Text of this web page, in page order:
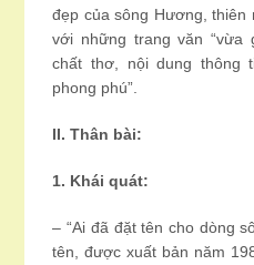
đẹp của sông Hương,
với những trang văn “vừa
chất thơ, nội dung thông
phong phú”.
II. Thân bài:
1. Khái quát:
– “Ai đã đặt tên cho dòng
tên, được xuất bản năm